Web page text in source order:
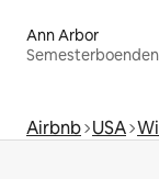
Ann Arbor
Semesterboenden
Airbnb USA